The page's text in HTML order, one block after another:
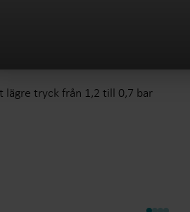
lägre tryck från 1,2 till 0,7 bar